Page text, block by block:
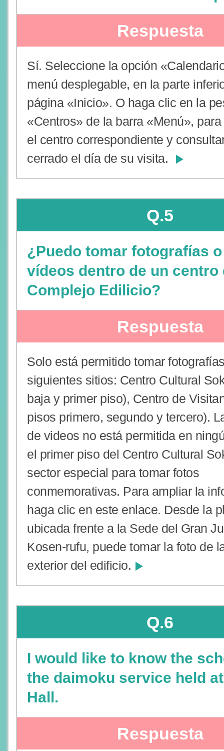
Respuesta
Sí. Seleccione la opción
menú desplegable, en la parte
página «Inicio». O haga clic en la
«Centros» de la barra «Menú»,
el centro correspondiente y
cerrado el día de su visita.
Q.5
¿Puedo tomar fotografías
vídeos dentro de un centro
Complejo Edilicio?
Respuesta
Solo está permitido tomar
siguientes sitios: Centro Cultural
baja y primer piso), Centro de
pisos primero, segundo y tercero).
de videos no está permitida en
el primer piso del Centro Cultural
sector especial para tomar fotos
conmemorativas. Para ampliar la
haga clic en este enlace. Desde la
ubicada frente a la Sede del Gran
Kosen-rufu, puede tomar la foto de
exterior del edificio.
Q.6
I would like to know the
the daimoku service held
Hall.
Respuesta